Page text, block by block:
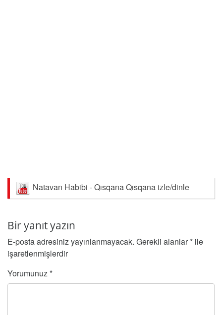
Natavan Habibi - Qısqana Qısqana izle/dinle
Bir yanıt yazın
E-posta adresiniz yayınlanmayacak. Gerekli alanlar* ile
işaretlenmişlerdir
Yorumunuz *